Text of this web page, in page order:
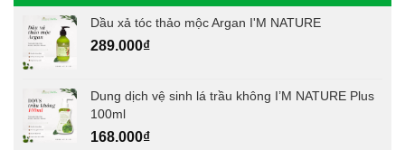
Dầu xả tóc thảo mộc Argan I'M NATURE
289.000₫
Dung dịch vệ sinh lá trầu không I’M NATURE Plus
100ml
168.000₫